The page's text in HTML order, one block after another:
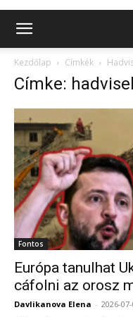
Kezdőlap Címkék
Címke:
Fontos
Európa tanulhat
cáfolni az orosz
Davlikanova Elena - 2026-